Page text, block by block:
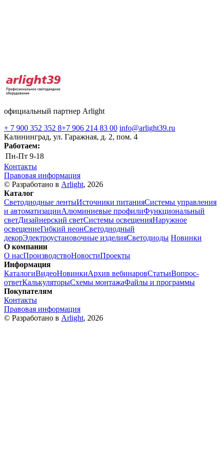
официальный партнер Arlight
+ 7 900 352 352 8+7 906 214 83 00 info@arlight39.ru
Калининград, ул. Гаражная, д. 2, пом. 4
Работаем:
Пн-Пт 9-18
Контакты
Правовая информация
© Разработано в Arlight, 2026
Каталог
Светодиодные лентыИсточники питанияСистемы управления
и автоматизацииАлюминиевые профилиФункциональный
светДизайнерский светСистемы освещенияНаружное
освещениеГибкий неонСветодиодный
декорЭлектроустановочные изделияСветодиоды Новинки
О компании
О насПроизводствоНовостиПроекты
Информация
КаталогиВидеоНовинкиАрхив вебинаровСтатьиВопрос-
ответКалькуляторыСхемы монтажаФайлы и программы
Покупателям
Контакты
Правовая информация
© Разработано в Arlight, 2026